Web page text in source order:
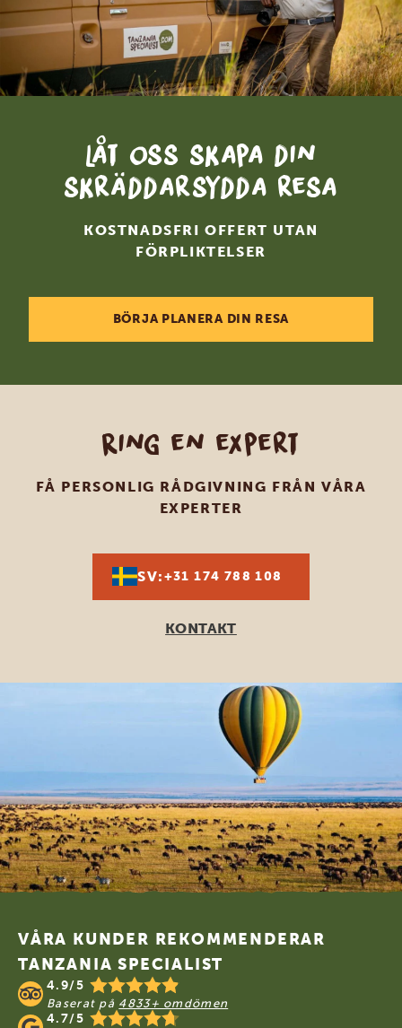
Låt oss skapa din
skräddarsydda resa
KOSTNADSFRI OFFERT UTAN
FÖRPLIKTELSER
BÖRJA PLANERA DIN RESA
Ring en expert
FÅ PERSONLIG RÅDGIVNING FRÅN VÅRA
EXPERTER
SV:+31 174 788 108
KONTAKT
VÅRA KUNDER REKOMMENDERAR
TANZANIA SPECIALIST
4.9/5
Baserat på 4833+ omdömen
4.7/5